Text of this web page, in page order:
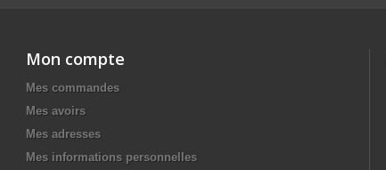
Mon compte
Mes commandes
Mes avoirs
Mes adresses
Mes informations personnelles